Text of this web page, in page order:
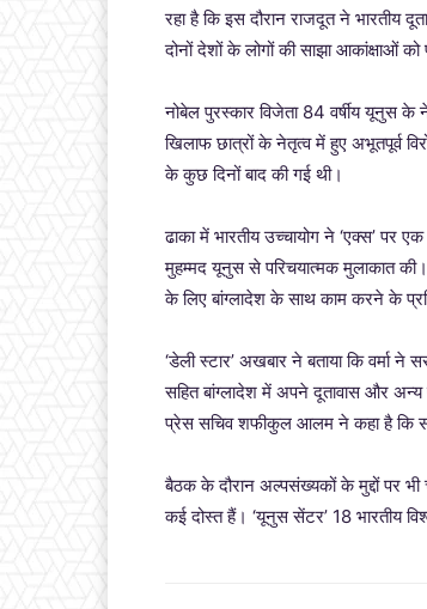
रहा है कि इस दौरान राजदूत ने भारतीय
दोनों देशों के लोगों की साझा आकांक्षाओं
नोबेल पुरस्कार विजेता 84 वर्षीय यूनुस के
खिलाफ छात्रों के नेतृत्व में हुए अभूतपूर्व
के कुछ दिनों बाद की गई थी।
ढाका में भारतीय उच्चायोग ने ‘एक्स’ पर
मुहम्मद यूनुस से परिचयात्मक मुलाकात
के लिए बांग्लादेश के साथ काम करने के प्रति
‘डेली स्टार’ अखबार ने बताया कि वर्मा
सहित बांग्लादेश में अपने दूतावास और
प्रेस सचिव शफीकुल आलम ने कहा है कि
बैठक के दौरान अल्पसंख्यकों के मुद्दों पर
कई दोस्त हैं। ‘यूनुस सेंटर’ 18 भारतीय